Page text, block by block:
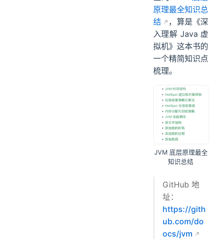
原理最全知识总
结
，算是《深
入理解 Java 虚
拟机》这本书的
一个精简知识点
梳理。
JVM 底层原理最全
知识总结
GitHub 地
址：
https://gith
ub.com/do
ocs/jvm